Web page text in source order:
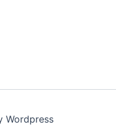
Wordpress